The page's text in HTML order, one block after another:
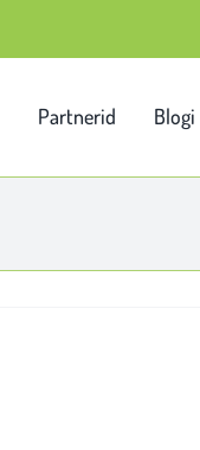
Partnerid Blogi